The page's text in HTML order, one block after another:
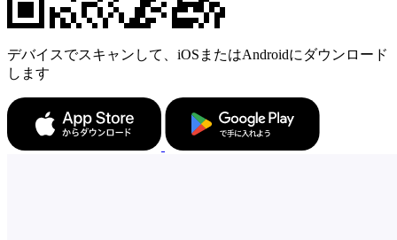
デバイスでスキャンして、iOSまたはAndroidにダウンロード
します